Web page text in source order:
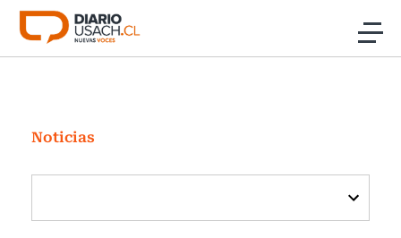
Click acá para ir directamente al contenido
Investigación
Cultura
Programas Radio y TV Usach
Noticias